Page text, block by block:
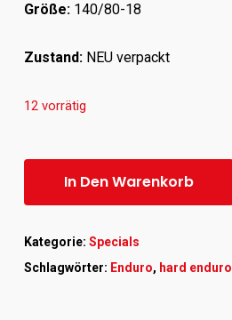
Größe:140/80-18
Zustand: NEU verpackt
12 vorrätig
In Den Warenkorb
Kategorie: Specials
Schlagwörter: Enduro, hard enduro